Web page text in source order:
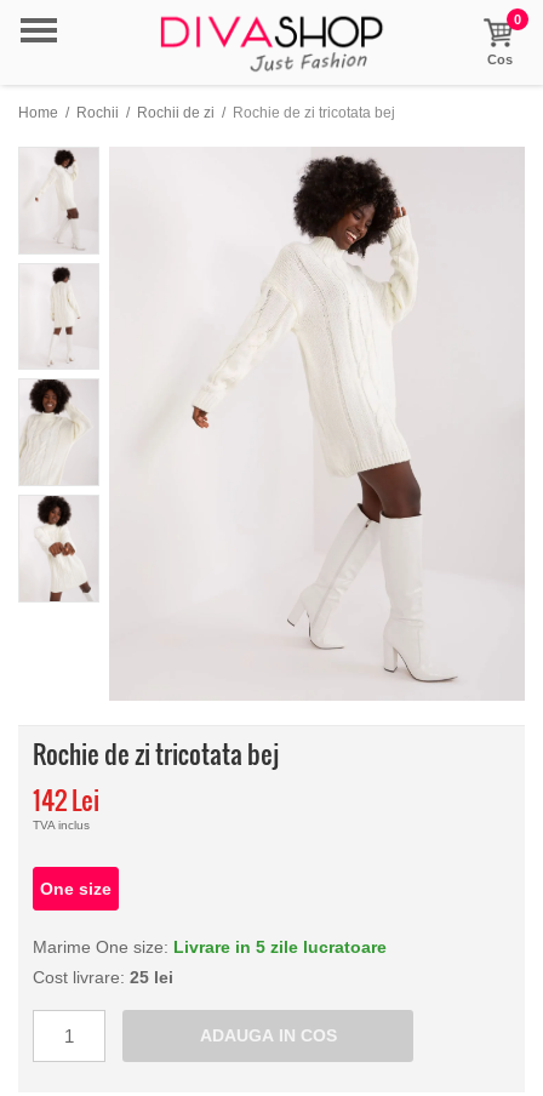
0
Cos
Home / Rochii / Rochii de zi / Rochie de zi tricotata bej
Rochie de zi tricotata bej
142 Lei
TVA inclus
One size
Marime One size: Livrare in 5 zile lucratoare
Cost livrare: 25 lei